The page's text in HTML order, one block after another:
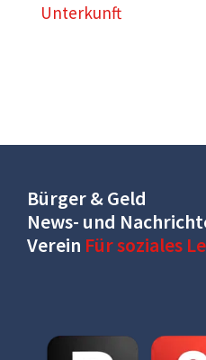
Unterkunft
Bürger & Geld
News- und
Verein Für soziales